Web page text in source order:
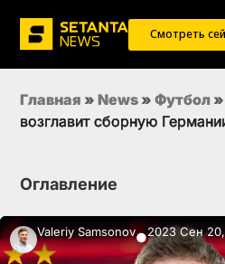
Смотреть
Главная » News » Футбол »
возглавит сборную
Оглавление
Valeriy Samsonov●2023 Сен